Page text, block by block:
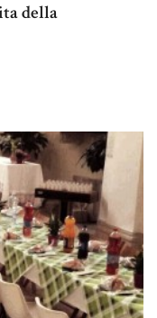
della